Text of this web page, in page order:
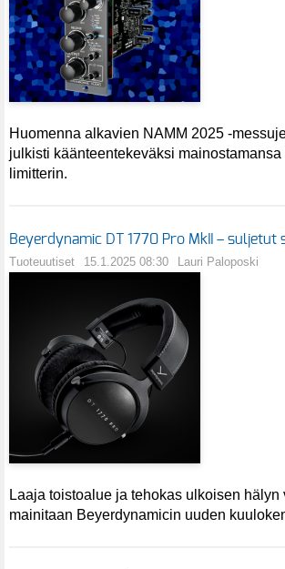
Huomenna alkavien NAMM 2025 -
julkisti käänteentekeväksi
limitterin.
Beyerdynamic DT 1770 Pro MkII – suljetut
Tuoteuutiset 15.1.2025 08:30 Lauri Paloposki
Laaja toistoalue ja tehokas ulkoisen hälyn
mainitaan Beyerdynamicin uuden